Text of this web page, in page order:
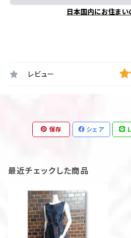
日本国内にお住まい
レビュー
保存 シェア
最近チェックした商品